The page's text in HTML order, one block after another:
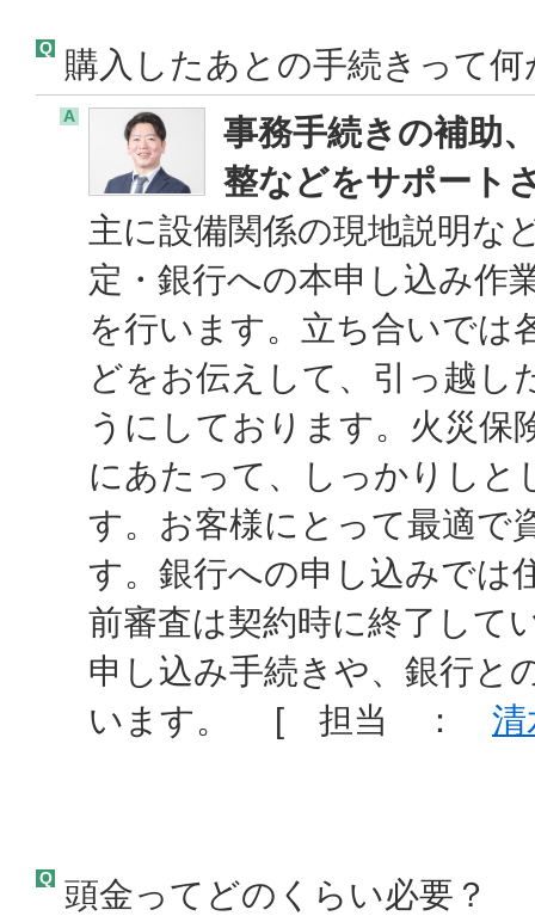
Q 購入したあとの手続きって
A
事務手続きの補助
整などをサポート
主に設備関係の現地説明な
定・銀行への本申し込み作
を行います。立ち合いでは
どをお伝えして、引っ越し
うにしております。火災保
にあたって、しっかりしと
す。お客様にとって最適で
す。銀行への申し込みでは
前審査は契約時に終了して
申し込み手続きや、銀行と
います。 [ 担当 ：
Q 頭金ってどのくらい必要？